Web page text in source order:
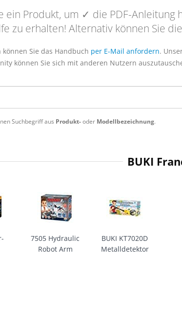
ein Produkt, um ✓ die PDF-Anleitung
zu erhalten! Alternativ können Sie
können Sie das Handbuch per E-Mail anfordern.
können Sie sich mit anderen Nutzern
Suchbegriff aus Produkt-oder Modellbezeichnung.
BUKI
7505 Hydraulic
Robot Arm
BUKI KT7020D
Metalldetektor